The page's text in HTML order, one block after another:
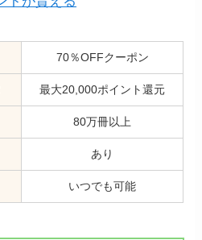
70％OFFクーポン
最大20,000ポイント還元
80万冊以上
あり
いつでも可能